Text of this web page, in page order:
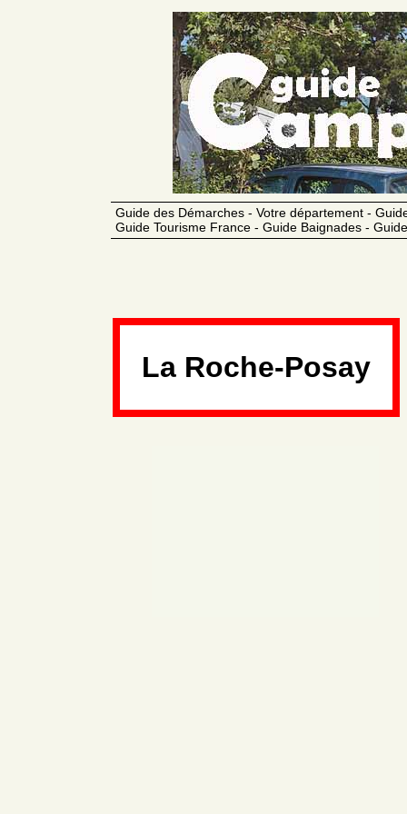
Guide des Démarches - Votre département -
Guide Tourisme France - Guide Baignades -
La Roche-Posay